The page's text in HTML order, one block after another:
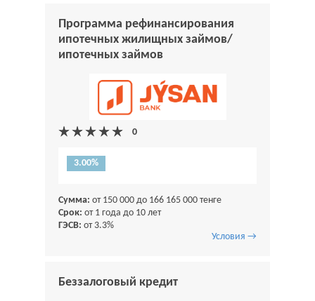
Программа рефинансирования
ипотечных жилищных займов/
ипотечных займов
3.00%
Сумма: от 150 000 до 166 165 000 тенге
Срок: от 1 года до 10 лет
ГЭСВ: от 3.3%
Условия →
Беззалоговый кредит